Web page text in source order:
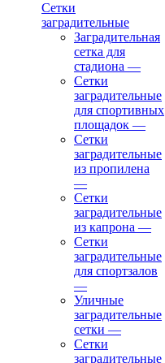
Сетки
заградительные
Заградительная
сетка для
стадиона —
Сетки
заградительные
для спортивных
площадок —
Сетки
заградительные
из пропилена
—
Сетки
заградительные
из капрона —
Сетки
заградительные
для спортзалов
—
Уличные
заградительные
сетки —
Сетки
заградительные